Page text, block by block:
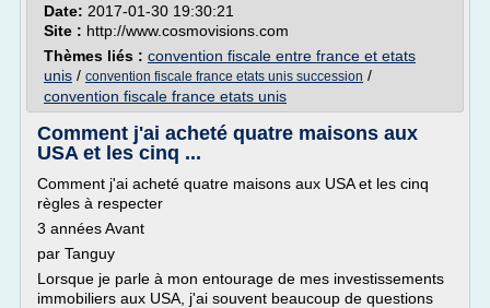
Date: 2017-01-30 19:30:21
Site : http://www.cosmovisions.com
Thèmes liés : convention fiscale entre france et etats
unis / convention fiscale france etats unis succession /
convention fiscale france etats unis
Comment j'ai acheté quatre maisons aux
USA et les cinq ...
Comment j'ai acheté quatre maisons aux USA et les cinq
règles à respecter
3 années Avant
par Tanguy
Lorsque je parle à mon entourage de mes investissements
immobiliers aux USA, j'ai souvent beaucoup de questions